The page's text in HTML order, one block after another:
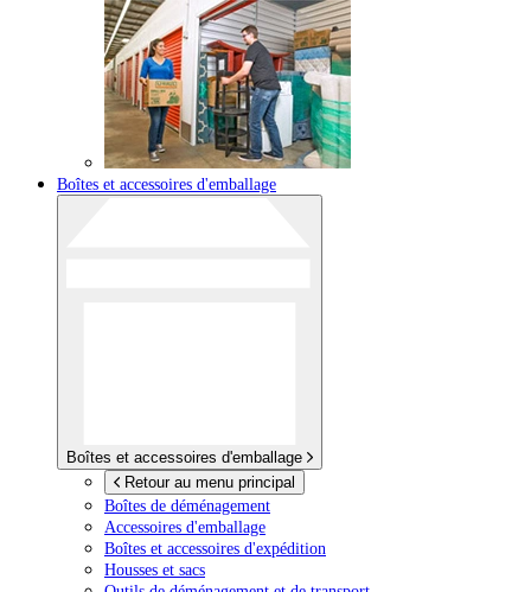
Boîtes et accessoires d'emballage
Boîtes et accessoires d'emballage
Retour au menu principal
Boîtes de déménagement
Accessoires d'emballage
Boîtes et accessoires d'expédition
Housses et sacs